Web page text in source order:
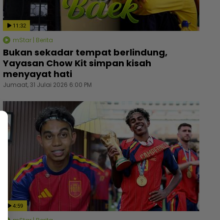
‘roommate’ hari-hari makan nasi bujang,
penuh mi segera... Ingatkan orang susah,
tergamam lepas tengok baki akaun rakan -
11:32
mStar | Berita
Bukan sekadar tempat berlindung,
Yayasan Chow Kit simpan kisah
menyayat hati
Jumaat, 31 Julai 2026 6:00 PM
4:59